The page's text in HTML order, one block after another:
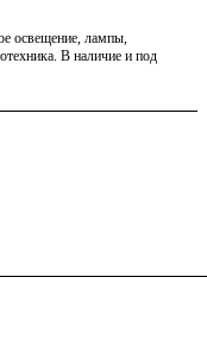
освещение, лампы,
В наличие и под